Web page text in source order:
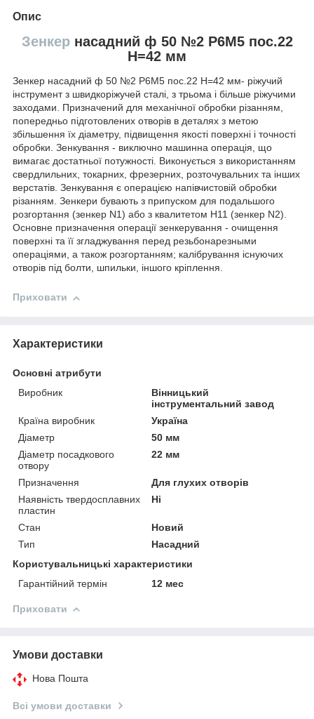
Опис
Зенкернасадний ф 50 №2 Р6М5 пос.22
Н=42 мм
Зенкер насадний ф 50 №2 Р6М5 пос.22 Н=42 мм- ріжучий
інструмент з швидкоріжучей сталі, з трьома і більше ріжучими
заходами. Призначений для механічної обробки різанням,
попередньо підготовлених отворів в деталях з метою
збільшення їх діаметру, підвищення якості поверхні і точності
обробки. Зенкування - виключно машинна операція, що
вимагає достатньої потужності. Виконується з використанням
свердлильних, токарних, фрезерних, розточувальних та інших
верстатів. Зенкування є операцією напівчистовій обробки
різанням. Зенкери бувають з припуском для подальшого
розгортання (зенкер N1) або з квалитетом H11 (зенкер N2).
Основне призначення операції зенкерування - очищення
поверхні та її згладжування перед резьбонарезными
операціями, а також розгортанням; калібрування існуючих
отворів під болти, шпильки, іншого кріплення.
Приховати
Характеристики
Основні атрибути
Виробник
Вінницький
інструментальний завод
Країна виробник
Україна
Діаметр
50 мм
Діаметр посадкового
отвору
22 мм
Призначення
Для глухих отворів
Наявність твердосплавних
пластин
Ні
Стан
Новий
Тип
Насадний
Користувальницькі характеристики
Гарантійний термін
12 мес
Приховати
Умови доставки
Нова Пошта
Всі умови доставки